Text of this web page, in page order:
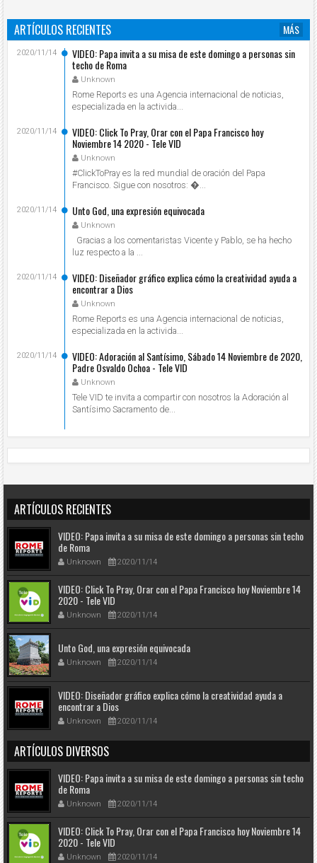
ARTÍCULOS RECIENTES
MÁS
VIDEO: Papa invita a su misa de este domingo a personas sin
techo de Roma
Unknown
2020/11/14
Rome Reports es una Agencia internacional de noticias,
especializada en la activida...
VIDEO: Click To Pray, Orar con el Papa Francisco hoy
Noviembre 14 2020 - Tele VID
Unknown
2020/11/14
#ClickToPray es la red mundial de oración del Papa
Francisco. Sigue con nosotros: ...
Unto God, una expresión equivocada
Unknown
2020/11/14
Gracias a los comentaristas Vicente y Pablo, se ha hecho
luz respecto a la ...
VIDEO: Diseñador gráfico explica cómo la creatividad ayuda a
encontrar a Dios
Unknown
2020/11/14
Rome Reports es una Agencia internacional de noticias,
especializada en la activida...
VIDEO: Adoración al Santísimo, Sábado 14 Noviembre de 2020,
Padre Osvaldo Ochoa - Tele VID
Unknown
2020/11/14
Tele VID te invita a compartir con nosotros la Adoración al
Santísimo Sacramento de...
ARTÍCULOS RECIENTES
VIDEO: Papa invita a su misa de este domingo a personas sin techo
de Roma
Unknown 2020/11/14
VIDEO: Click To Pray, Orar con el Papa Francisco hoy Noviembre 14
2020 - Tele VID
Unknown 2020/11/14
Unto God, una expresión equivocada
Unknown 2020/11/14
VIDEO: Diseñador gráfico explica cómo la creatividad ayuda a
encontrar a Dios
Unknown 2020/11/14
ARTÍCULOS DIVERSOS
VIDEO: Papa invita a su misa de este domingo a personas sin techo
de Roma
Unknown 2020/11/14
VIDEO: Click To Pray, Orar con el Papa Francisco hoy Noviembre 14
2020 - Tele VID
Unknown 2020/11/14